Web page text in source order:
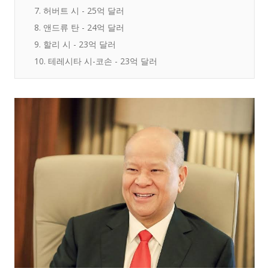
7. 허버트 시 - 25억 달러
8. 앤드류 탄 - 24억 달러
9. 할리 시 - 23억 달러
10. 테레시타 시-코손 - 23억 달러